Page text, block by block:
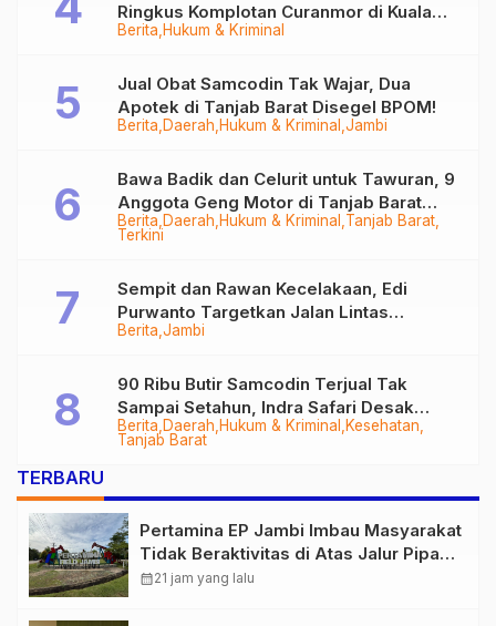
Berita Hukum & Kriminal
Ringkus Komplotan Curanmor di Kuala
Tungkal
Berita Daerah Hukum & Kriminal Jambi
Jual Obat Samcodin Tak Wajar, Dua
Apotek di Tanjab Barat Disegel BPOM!
Berita Daerah Hukum & Kriminal Tanjab Barat
Terkini
Bawa Badik dan Celurit untuk Tawuran, 9
Anggota Geng Motor di Tanjab Barat
Diringkus
Berita Jambi
Sempit dan Rawan Kecelakaan, Edi
Purwanto Targetkan Jalan Lintas
Tungkal-Jambi Mulus di 2028
Berita Daerah Hukum & Kriminal
Kesehatan
Tanjab Barat
90 Ribu Butir Samcodin Terjual Tak
Sampai Setahun, Indra Safari Desak
Audit Menyeluruh
TERBARU
Pertamina EP Jambi Imbau Masyarakat
Tidak Beraktivitas di Atas Jalur Pipa
Migas Demi Keselamatan Bersama
calendar_month21 jam yang lalu